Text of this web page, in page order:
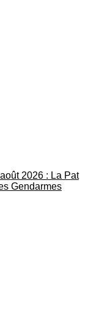
2026 : La Pat
Gendarmes